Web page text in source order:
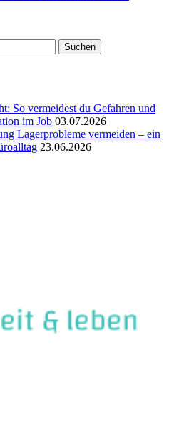
So vermeidest du Gefahren und
im Job 03.07.2026
Lagerprobleme vermeiden – ein
23.06.2026